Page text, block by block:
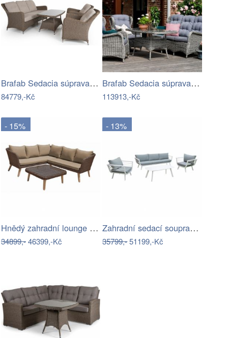
Brafab Sedacia súprava HORNBROOK -…
84779,-Kč
Brafab Sedacia súprava šedá ROSITA -…
113913,-Kč
- 15%
Hnědý zahradní lounge set Pamplona –…
34899,-46399,-Kč
- 13%
Zahradní sedací souprava se stolkem s…
35799,-51199,-Kč